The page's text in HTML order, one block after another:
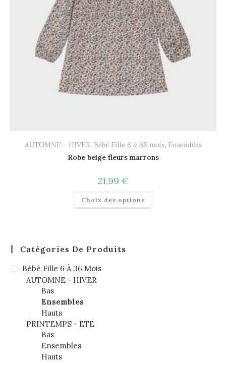
AUTOMNE - HIVER, Bébé Fille 6 à 36 mois, Ensembles
Robe beige fleurs marrons
21,99 €
Choix des options
Catégories De Produits
Bébé Fille 6 À 36 Mois
AUTOMNE - HIVER
Bas
Ensembles
Hauts
PRINTEMPS - ETE
Bas
Ensembles
Hauts